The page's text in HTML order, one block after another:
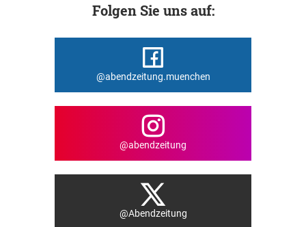
Folgen Sie uns auf:
@abendzeitung.muenchen
@abendzeitung
@Abendzeitung